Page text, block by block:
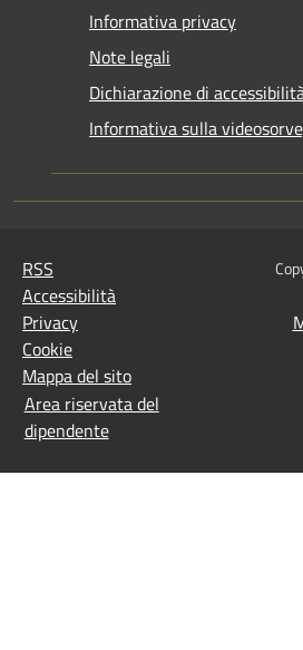
Informativa privacy
Note legali
Dichiarazione di
Informativa sulla
RSS
Accessibilità
Privacy
Cookie
Mappa del sito
Area riservata del
dipendente